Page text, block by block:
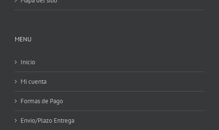
MENU
Inicio
Mi cuenta
Formas de Pago
Envio/Plazo Entrega